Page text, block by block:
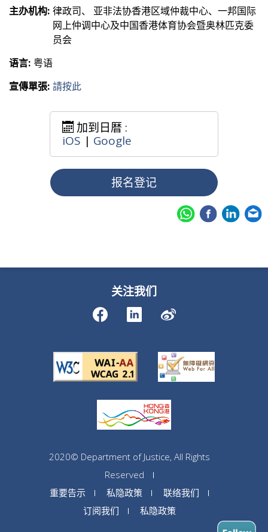
主办机构: 律政司、 亚非法协香港区域仲裁中心、一邦国际
网上仲调中心及中国香港体育协会暨奥林匹克委
员会
语言: 粤语
宣傳單張: 請按此
加到日暦 :
iOS | Google
报名登记
关注我们
2020© Department of Justice, All Rights
Reserved
重要告示
私隐政策
联络我们
订阅我们
私隐政策